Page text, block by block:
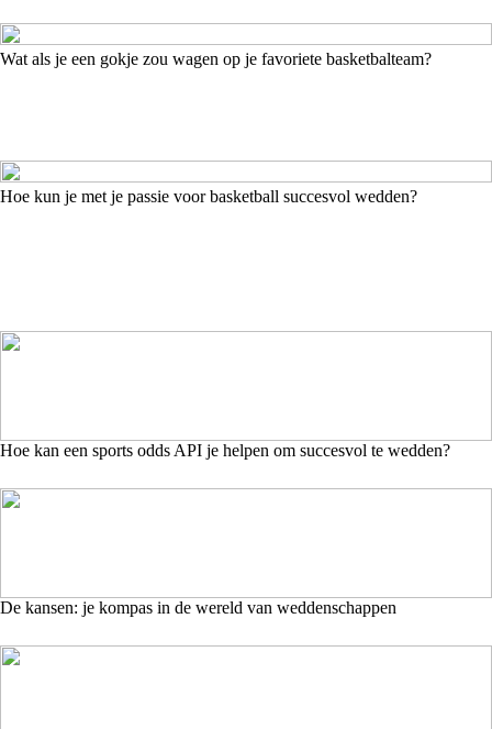
Wat als je een gokje zou wagen op je favoriete basketbalteam?
Hoe kun je met je passie voor basketball succesvol wedden?
Hoe kan een sports odds API je helpen om succesvol te wedden?
De kansen: je kompas in de wereld van weddenschappen